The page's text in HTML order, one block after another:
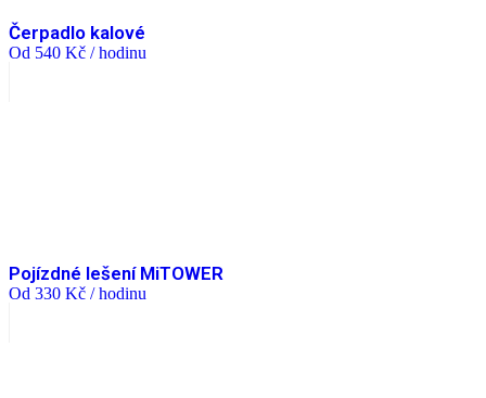
Čerpadlo kalové
Od 540 Kč / hodinu
Pojízdné lešení MiTOWER
Od 330 Kč / hodinu